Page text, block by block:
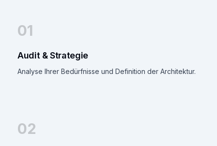
01
Audit & Strategie
Analyse Ihrer Bedürfnisse und Definition der Architektur.
02